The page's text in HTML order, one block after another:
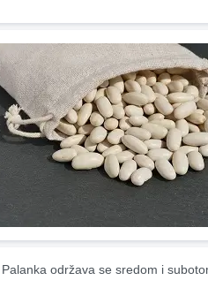
održava se sredom i